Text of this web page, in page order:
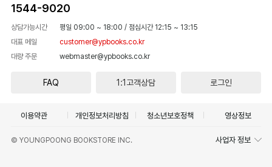
1544-9020
상담가능시간 평일 09:00 ~ 18:00 / 점심시간 12:15 ~ 13:15
대표 메일
customer@ypbooks.co.kr
대량 주문
webmaster@ypbooks.co.kr
FAQ 1:1고객상담 로그인
이용약관 개인정보처리방침 청소년보호정책 영상정보
© YOUNGPOONG BOOKSTORE INC. 사업자 정보